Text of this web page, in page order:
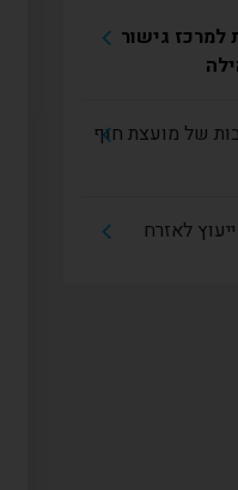
למרכז גישור
של מועצת חוף
לאזרח